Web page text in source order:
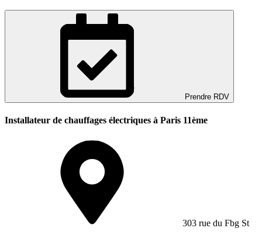
Prendre RDV
Installateur de chauffages électriques à Paris 11ème
303 rue du Fbg St